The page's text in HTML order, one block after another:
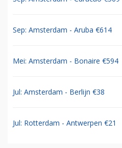
Sep: Amsterdam - Aruba €614
Mei: Amsterdam - Bonaire €594
Jul: Amsterdam - Berlijn €38
Jul: Rotterdam - Antwerpen €21